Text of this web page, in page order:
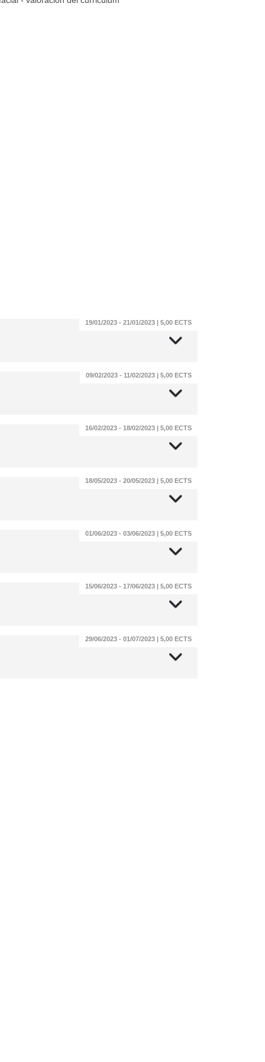
19/01/2023 - 21/01/2023 | 5,00 ECTS
09/02/2023 - 11/02/2023 | 5,00 ECTS
16/02/2023 - 18/02/2023 | 5,00 ECTS
18/05/2023 - 20/05/2023 | 5,00 ECTS
01/06/2023 - 03/06/2023 | 5,00 ECTS
15/06/2023 - 17/06/2023 | 5,00 ECTS
29/06/2023 - 01/07/2023 | 5,00 ECTS